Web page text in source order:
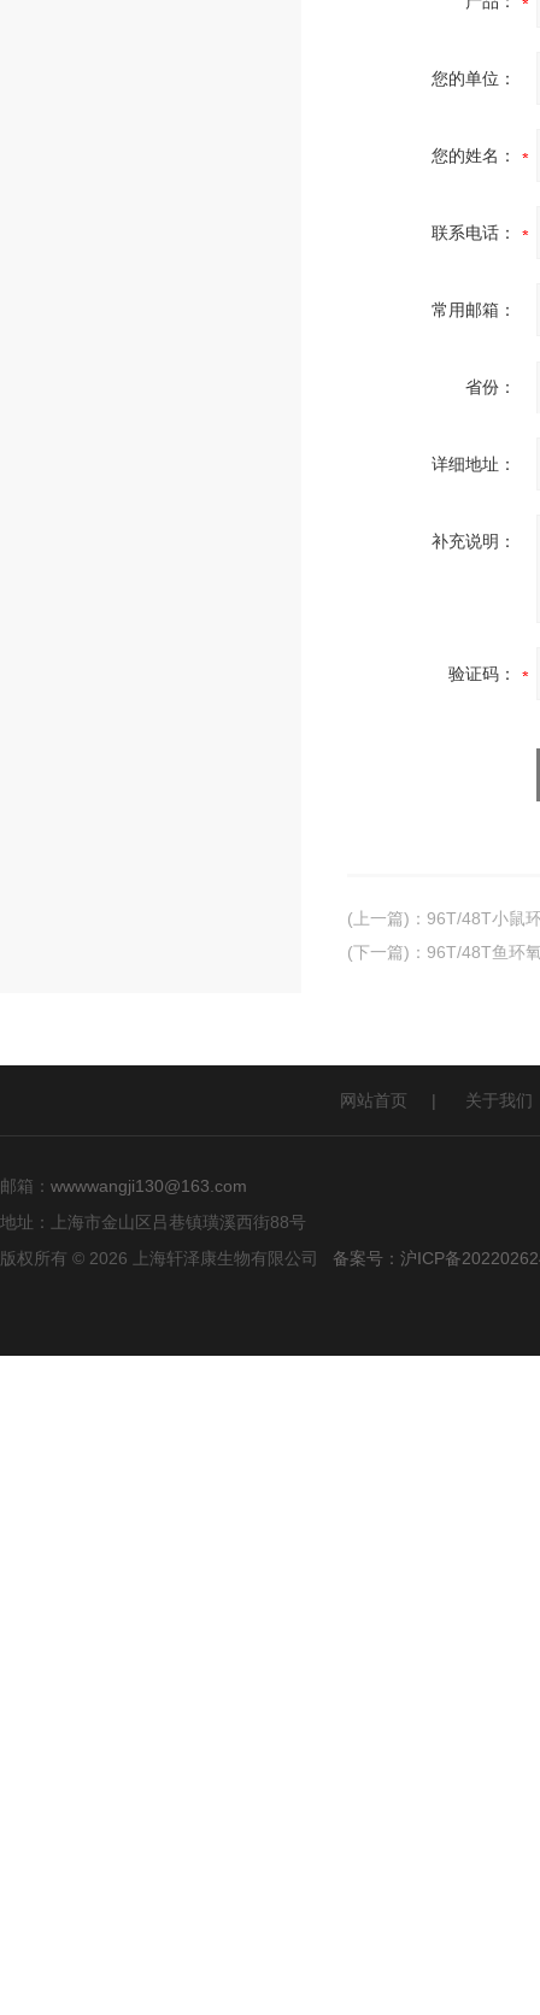
您的单位：
您的姓名：
联系电话：
常用邮箱：
省份：
详细地址：
补充说明：
验证码：
(上一篇) ： 96T/48T小鼠
(下一篇) ： 96T/48T鱼环
网站首页 | 关于我们
邮箱： wwwwangji130@163.com
地址：上海市金山区吕巷镇璜溪西街88号
版权所有 © 2026 上海轩泽康生物有限公司 备案号：沪ICP备